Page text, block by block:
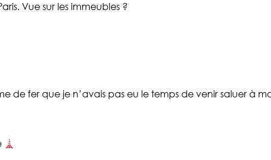
Vue sur les immeubles ?
de fer que je n’avais pas eu le temps de venir saluer à